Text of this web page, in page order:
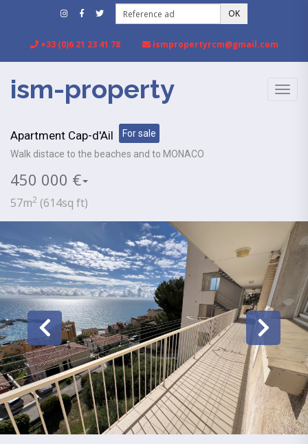
OK
+33 (0)6 21 23 41 78 ismpropertyrcm@gmail.com
ism-property
Apartment Cap-d'Ail
For sale
Walk distace to the beaches and to MONACO
450 000 €
57m2 (614sq ft)